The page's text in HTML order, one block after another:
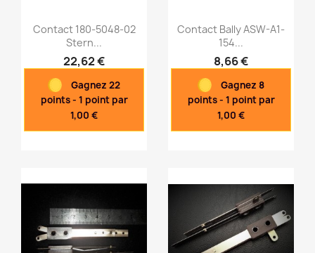
Aperçu rapide
Contact 180-5048-02
Stern...
22,62 €
Gagnez 22
points - 1 point par
1,00 €
Aperçu rapide
Contact Bally ASW-A1-
154...
8,66 €
Gagnez 8
points - 1 point par
1,00 €